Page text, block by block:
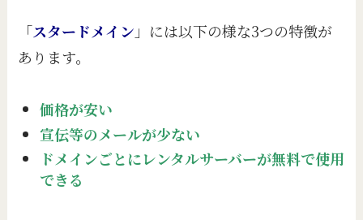
「スタードメイン 」には以下の様な3つの特徴が
あります。
価格が安い
宣伝等のメールが少ない
ドメインごとにレンタルサーバーが無料で使用
できる